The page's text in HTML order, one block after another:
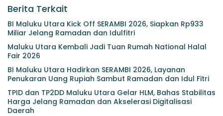
Berita Terkait
BI Maluku Utara Kick Off SERAMBI 2026, Siapkan Rp933
Miliar Jelang Ramadan dan Idulfitri
Maluku Utara Kembali Jadi Tuan Rumah National Halal
Fair 2026
BI Maluku Utara Hadirkan SERAMBI 2026, Layanan
Penukaran Uang Rupiah Sambut Ramadan dan Idul Fitri
TPID dan TP2DD Maluku Utara Gelar HLM, Bahas Stabilitas
Harga Jelang Ramadan dan Akselerasi Digitalisasi
Daerah